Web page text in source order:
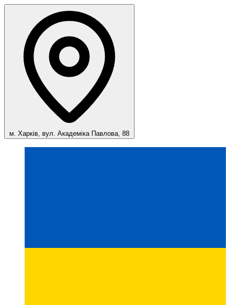
м. Харків, вул. Академіка Павлова, 88